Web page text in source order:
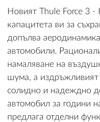
Новият Thule Force 3 -
капацитета ви за
допълва
автомобили.
намаляване на
шума, а издръжливият
солидно и надеждно
автомобил за години
предлага отделни